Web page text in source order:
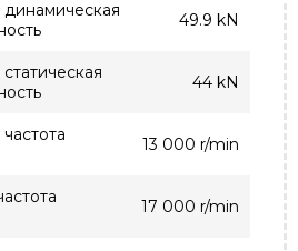
49.9 kN
44 kN
13 000 r/min
17 000 r/min